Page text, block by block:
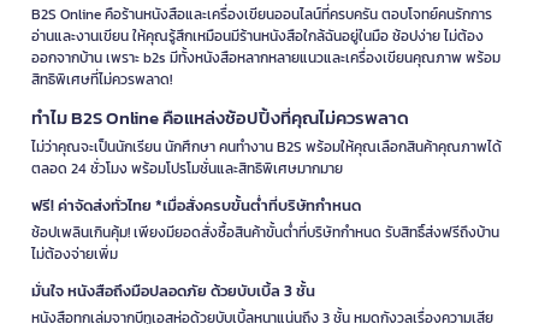
B2S Online คือร้านหนังสือและเครื่องเขียนออนไลน์ที่ครบครัน ตอบโจทย์คนรักการ
อ่านและงานเขียน ให้คุณรู้สึกเหมือนมีร้านหนังสือใกล้ฉันอยู่ในมือ ช้อปง่าย ไม่ต้อง
ออกจากบ้าน เพราะ b2s มีทั้งหนังสือหลากหลายแนวและเครื่องเขียนคุณภาพ พร้อม
สิทธิพิเศษที่ไม่ควรพลาด!
ทำไม B2S Online คือแหล่งช้อปปิ้งที่คุณไม่ควรพลาด
ไม่ว่าคุณจะเป็นนักเรียน นักศึกษา คนทำงาน B2S พร้อมให้คุณเลือกสินค้าคุณภาพได้
ตลอด 24 ชั่วโมง พร้อมโปรโมชั่นและสิทธิพิเศษมากมาย
ฟรี! ค่าจัดส่งทั่วไทย *เมื่อสั่งครบขั้นต่ำที่บริษัทกำหนด
ช้อปเพลินเกินคุ้ม! เพียงมียอดสั่งซื้อสินค้าขั้นต่ำที่บริษัทกำหนด รับสิทธิ์ส่งฟรีถึงบ้าน
ไม่ต้องจ่ายเพิ่ม
มั่นใจ หนังสือถึงมือปลอดภัย ด้วยบับเบิ้ล 3 ชั้น
หนังสือทุกเล่มจากบีทูเอสห่อด้วยบับเบิ้ลหนาแน่นถึง 3 ชั้น หมดกังวลเรื่องความเสีย